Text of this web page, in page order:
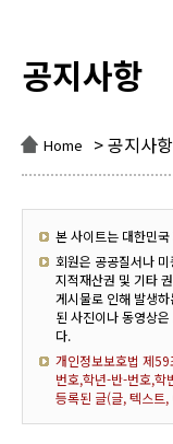
공지사항
Home > 공지사항
본 사이트는 대한민
회원은 공공질서나
지적재산권 및 기타
게시물로 인해 발생
된 사진이나 동영상
다.
개인정보보호법 제
번호,학년-반-번호,학
등록된 글(글, 텍스트